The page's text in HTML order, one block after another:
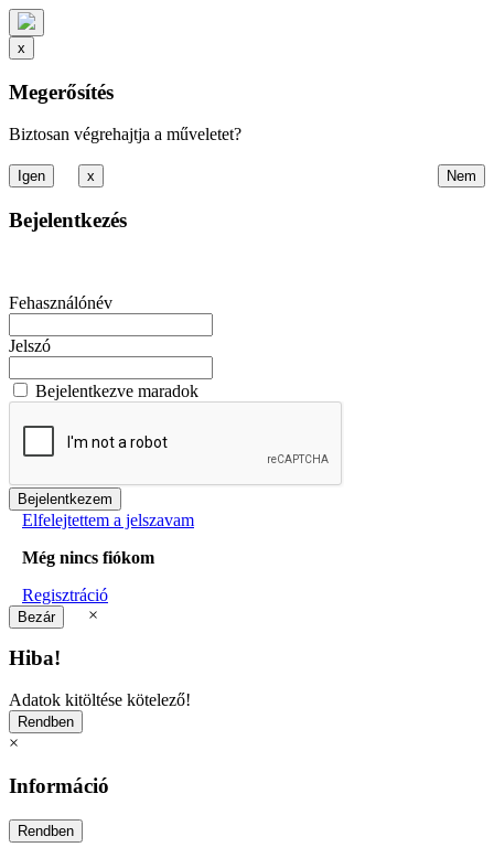
x
Megerősítés
Biztosan végrehajtja a műveletet?
x
Bejelentkezés
Fehasználónév
Jelszó
Bejelentkezve maradok
Elfelejtettem a jelszavam
Még nincs fiókom
Regisztráció
×
Hiba!
Adatok kitöltése kötelező!
×
Információ